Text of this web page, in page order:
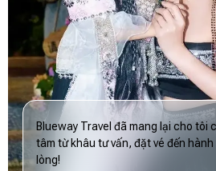
Blueway Travel đã mang lại cho tôi
tâm từ khâu tư vấn, đặt vé đến
lòng!